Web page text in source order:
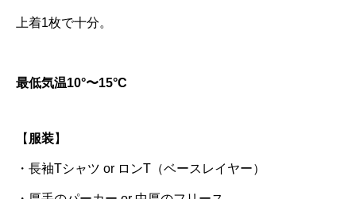
上着1枚で十分。
最低気温10°〜15°C
【 服装】
・長袖Tシャツ or ロンT（ベースレイヤー）